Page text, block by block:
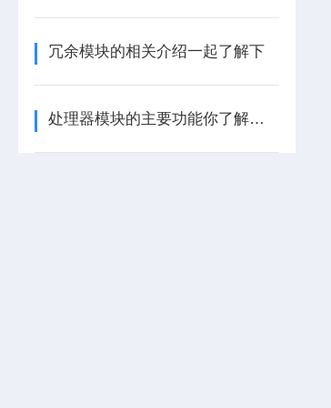
冗余模块的相关介绍一起了解下
处理器模块的主要功能你了解多少呢